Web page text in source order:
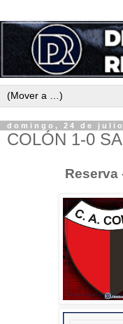
domingo, 24 de julio
COLÓN 1-0
Reserva